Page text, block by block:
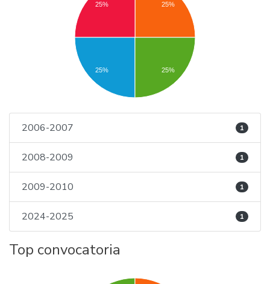
25%
25%
25% 25%
2006-2007 1
2008-2009 1
2009-2010 1
2024-2025 1
Top convocatoria